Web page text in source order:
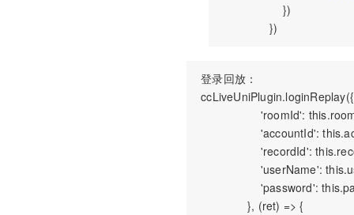
                   })
登录回放：
ccLiveUniPlugin.loginReplay({
'roomId':
'accountId':
'recordId':
'userName':
'password':
               }, (ret) => {